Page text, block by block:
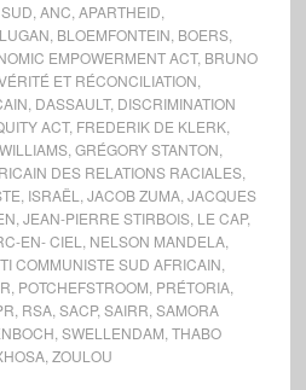
ANC APARTHEID
BLOEMFONTEIN BOERS,
EMPOWERMENT ACT, BRUNO
ET RÉCONCILIATION
DASSAULT, DISCRIMINATION
ACT, FREDERIK DE KLERK,
, GRÉGORY STANTON
DES RELATIONS RACIALES,
ISRAËL JACOB ZUMA, JACQUES
JEAN-PIERRE STIRBOIS, LE CAP,
EN- CIEL NELSON MANDELA,
COMMUNISTE SUD AFRICAIN
POTCHEFSTROOM PRÉTORIA,
RSA, SACP, SAIRR SAMORA
SWELLENDAM THABO
, ZOULOU